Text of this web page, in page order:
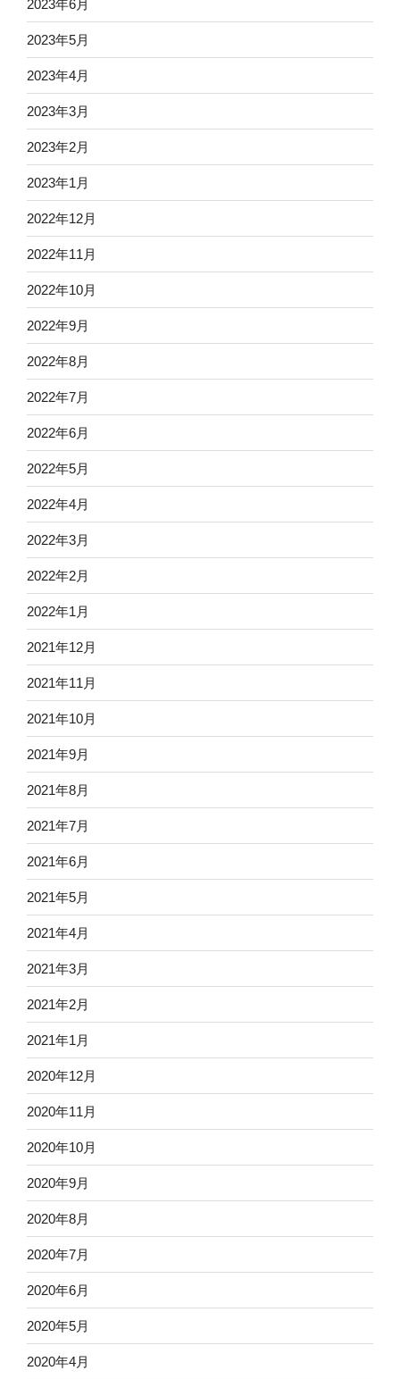
2023年6月
2023年5月
2023年4月
2023年3月
2023年2月
2023年1月
2022年12月
2022年11月
2022年10月
2022年9月
2022年8月
2022年7月
2022年6月
2022年5月
2022年4月
2022年3月
2022年2月
2022年1月
2021年12月
2021年11月
2021年10月
2021年9月
2021年8月
2021年7月
2021年6月
2021年5月
2021年4月
2021年3月
2021年2月
2021年1月
2020年12月
2020年11月
2020年10月
2020年9月
2020年8月
2020年7月
2020年6月
2020年5月
2020年4月